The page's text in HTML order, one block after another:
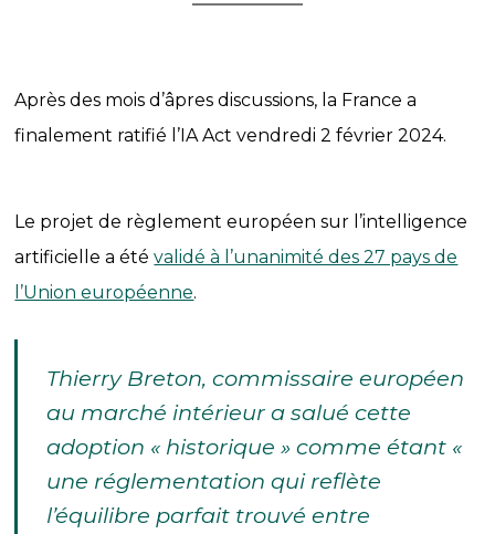
Après des mois d’âpres discussions, la France a
finalement ratifié l’IA Act vendredi 2 février 2024.
Le projet de règlement européen sur l’intelligence
artificielle a étévalidé à l’unanimité des 27 pays de
l’Union européenne.
Thierry Breton, commissaire européen
au marché intérieur a salué cette
adoption « historique » comme étant «
une réglementation qui reflète
l’équilibre parfait trouvé entre